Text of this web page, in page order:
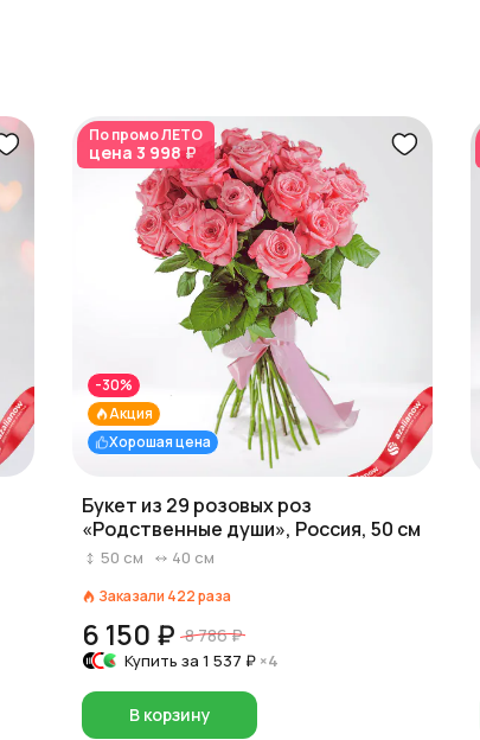
По промоЛЕТО
цена 3 998 ₽
Хорошая цена
Акция
-30%
Букет из 29 розовых роз
«Родственные души», Россия, 50 см
50 см 40 см
Заказали 422раза
6 150 ₽ 8 786 ₽
Купить за 1 537 ₽ ×4
В корзину